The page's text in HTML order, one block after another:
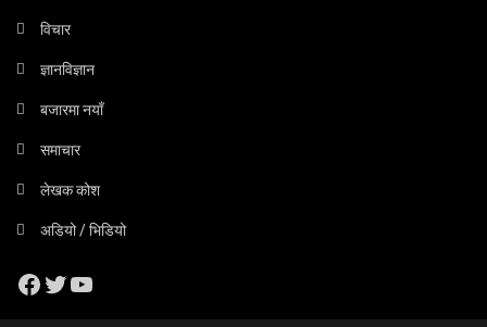
विचार
ज्ञानविज्ञान
बजारमा नयाँ
समाचार
लेखक कोश
अडियो / भिडियो
Facebook
Twitter
YouTube